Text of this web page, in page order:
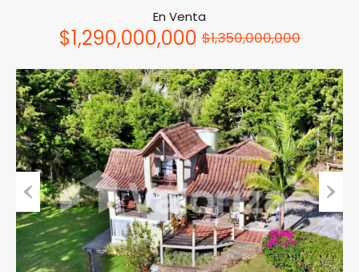
En Venta
$1,290,000,000 $1,350,000,000
Previous Next